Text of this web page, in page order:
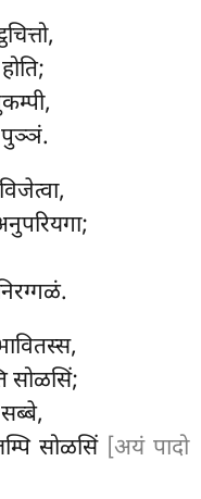
पुञ्ञं.
सोळसिं;
सोळसिं [अयं पादो